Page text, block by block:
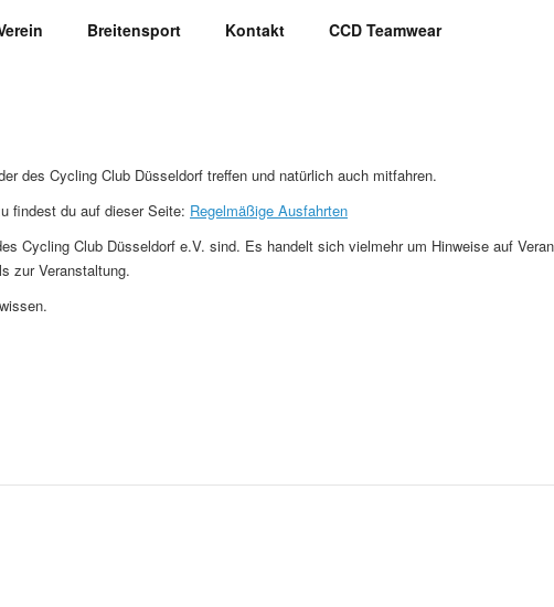
Breitensport Kontakt CCD Teamwear
des Cycling Club Düsseldorf treffen und natürlich auch mitfahren.
findest du auf dieser Seite: Regelmäßige Ausfahrten
Cycling Club Düsseldorf e.V. sind. Es handelt sich vielmehr um Hinweise auf
zur Veranstaltung.